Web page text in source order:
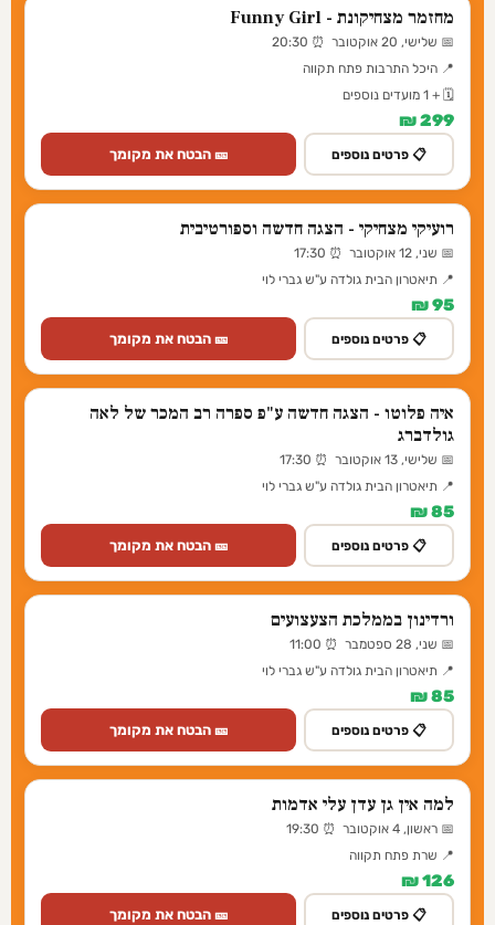
מחזמר מצחיקונת - Funny Girl
📅 שלישי, 20 אוקטובר ⏰ 20:30
📍 היכל התרבות פתח תקווה
🗓️ + 1 מועדים נוספים
299 ₪
📋 פרטים נוספים 🎫 הבטח את מקומך
רועיקי מצחיקי - הצגה חדשה וספורטיבית
📅 שני, 12 אוקטובר ⏰ 17:30
📍 תיאטרון הבית גולדה ע"ש גברי לוי
95 ₪
📋 פרטים נוספים 🎫 הבטח את מקומך
איה פלוטו - הצגה חדשה ע"פ ספרה רב המכר של לאה
גולדברג
📅 שלישי, 13 אוקטובר ⏰ 17:30
📍 תיאטרון הבית גולדה ע"ש גברי לוי
85 ₪
📋 פרטים נוספים 🎫 הבטח את מקומך
ורדינון בממלכת הצעצועים
📅 שני, 28 ספטמבר ⏰ 11:00
📍 תיאטרון הבית גולדה ע"ש גברי לוי
85 ₪
📋 פרטים נוספים 🎫 הבטח את מקומך
למה אין גן עדן עלי אדמות
📅 ראשון, 4 אוקטובר ⏰ 19:30
📍 שרת פתח תקווה
126 ₪
📋 פרטים נוספים 🎫 הבטח את מקומך